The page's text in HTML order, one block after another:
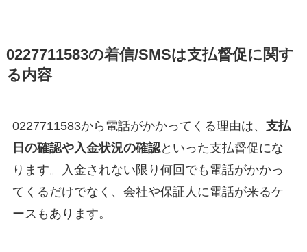
0227711583の着信/SMSは支払督促に関す
る内容
0227711583から電話がかかってくる理由は、 支払
日の確認や入金状況の確認といった支払督促にな
ります。入金されない限り何回でも電話がかかっ
てくるだけでなく、会社や保証人に電話が来るケ
ースもあります。